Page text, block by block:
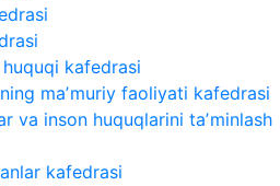
kafedrasi
maʼmuriy faoliyati kafedrasi
va inson huquqlarini taʼminlash
kafedrasi